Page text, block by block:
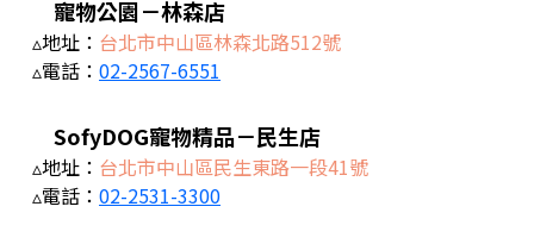
寵物公園－林森店
▵地址： 台北市中山區林森北路512號
▵電話： 02-2567-6551
SofyDOG寵物精品－民生店
▵地址： 台北市中山區民生東路一段41號
▵電話： 02-2531-3300